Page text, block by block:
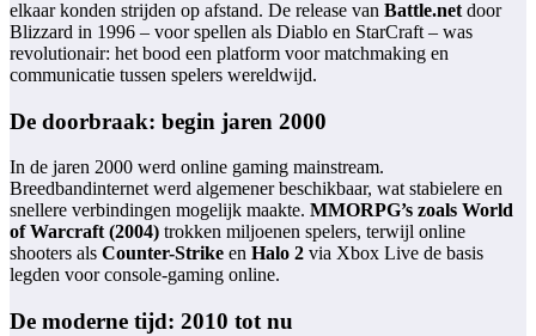
elkaar konden strijden op afstand. De release van Battle.net door
Blizzard in 1996 – voor spellen als Diablo en StarCraft – was
revolutionair: het bood een platform voor matchmaking en
communicatie tussen spelers wereldwijd.
De doorbraak: begin jaren 2000
In de jaren 2000 werd online gaming mainstream.
Breedbandinternet werd algemener beschikbaar, wat stabielere en
snellere verbindingen mogelijk maakte. MMORPG’s zoals World
of Warcraft (2004) trokken miljoenen spelers, terwijl online
shooters als Counter-Strike en Halo 2 via Xbox Live de basis
legden voor console-gaming online.
De moderne tijd: 2010 tot nu